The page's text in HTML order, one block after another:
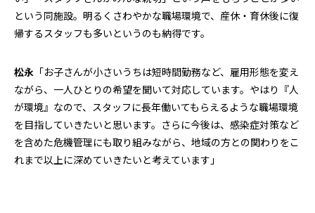
という同施設。明るくさわやかな職場環境で、産休・育休後に復
帰するスタッフも多いというのも納得です。
松永 「お子さんが小さいうちは短時間勤務など、雇用形態を変え
ながら、一人ひとりの希望を聞いて対応しています。やはり『人
が環境』なので、スタッフに長年働いてもらえるような職場環境
を目指していきたいと思います。さらに今後は、感染症対策など
を含めた危機管理にも取り組みながら、地域の方との関わりをこ
れまで以上に深めていきたいと考えています」